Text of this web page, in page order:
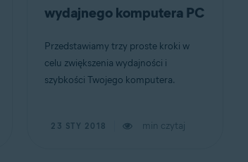
wydajnego komputera PC
Przedstawiamy trzy proste kroki w
celu zwiększenia wydajności i
szybkości Twojego komputera.
23 STY 2018 min czytaj